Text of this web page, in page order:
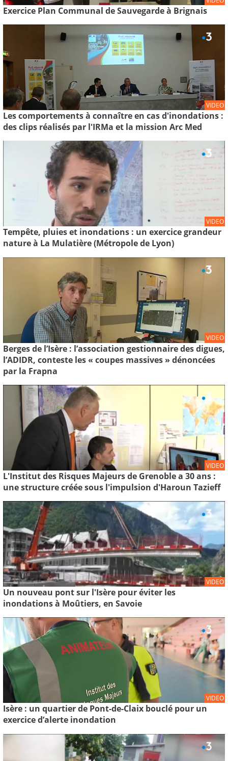
Exercice Plan Communal de Sauvegarde à Brignais
VIDEO
Les comportements à connaître en cas d'inondations :
des clips réalisés par l'IRMa et la mission Arc Med
VIDEO
Tempête, pluies et inondations : un exercice grandeur
nature à La Mulatière (Métropole de Lyon)
VIDEO
Berges de l’Isère : l’association gestionnaire des digues,
l’ADIDR, conteste les « coupes massives » dénoncées
par la Frapna
VIDEO
L'Institut des Risques Majeurs de Grenoble a 30 ans :
une structure créée sous l'impulsion d'Haroun Tazieff
VIDEO
Un nouveau pont sur l'Isère pour éviter les
inondations à Moûtiers, en Savoie
VIDEO
Isère : un quartier de Pont-de-Claix bouclé pour un
exercice d’alerte inondation